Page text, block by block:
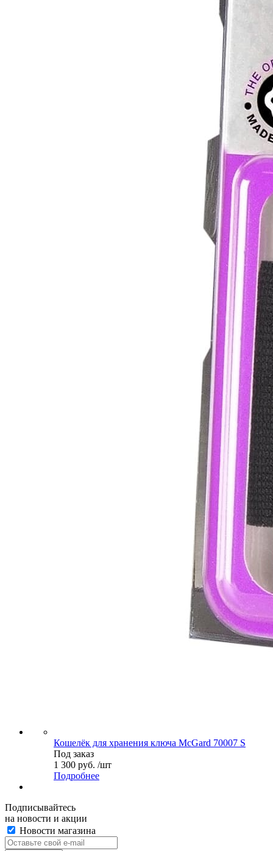
Кошелёк для хранения ключа McGard 70007 S
Под заказ
1 300 руб. /шт
Подробнее
Подписывайтесь
на новости и акции
Новости магазина